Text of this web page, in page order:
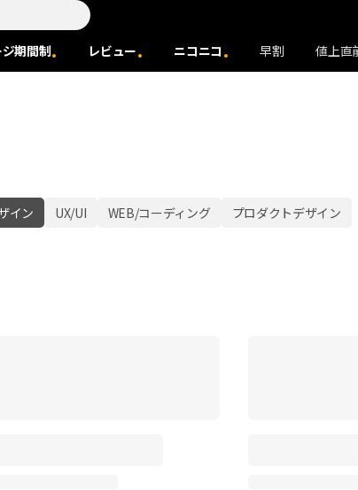
期間制 レビュー ニコニコ 早割 値上直
イン UX/UI WEB/コーディング プロダクトデザイン